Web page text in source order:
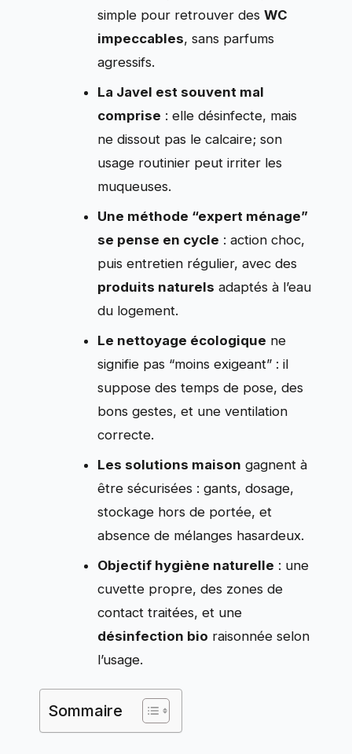
simple pour retrouver desWC
impeccables, sans parfums
agressifs.
La Javel est souvent mal
comprise : elle désinfecte, mais
ne dissout pas le calcaire; son
usage routinier peut irriter les
muqueuses.
Une méthode “expert ménage”
se pense en cycle : action choc,
puis entretien régulier, avec des
produits naturels adaptés à l’eau
du logement.
Le nettoyage écologique ne
signifie pas “moins exigeant” : il
suppose des temps de pose, des
bons gestes, et une ventilation
correcte.
Les solutions maison gagnent à
être sécurisées : gants, dosage,
stockage hors de portée, et
absence de mélanges hasardeux.
Objectif hygiène naturelle : une
cuvette propre, des zones de
contact traitées, et une
désinfection bio raisonnée selon
l’usage.
Sommaire